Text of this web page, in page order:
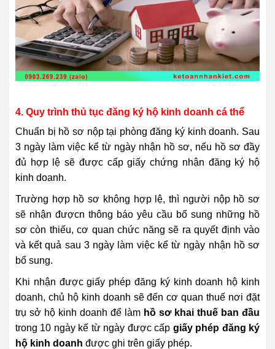
4. Quy trình thủ tục đăng ký hộ kinh doanh cá thể
Chuẩn bị hồ sơ nộp tại phòng đăng ký kinh doanh. Sau
3 ngày làm việc kể từ ngày nhận hồ sơ, nếu hồ sơ đầy
đủ hợp lệ sẽ được cấp giấy chứng nhận đăng ký hộ
kinh doanh.
Trường hợp hồ sơ không hợp lệ, thì người nộp hồ sơ
sẽ nhận đượcn thông báo yêu cầu bổ sung những hồ
sơ còn thiếu, cơ quan chức năng sẽ ra quyết định vào
và kết quả sau 3 ngày làm việc kể từ ngày nhận hồ sơ
bổ sung.
Khi nhận được giấy phép đăng ký kinh doanh hộ kinh
doanh, chủ hộ kinh doanh sẽ đến cơ quan thuế nơi đặt
trụ sở hộ kinh doanh để làm hồ sơ khai thuế ban đầu
trong 10 ngày kế từ ngày được cấp giấy phép đăng ký
hộ kinh doanh được ghi trên giấy phép.